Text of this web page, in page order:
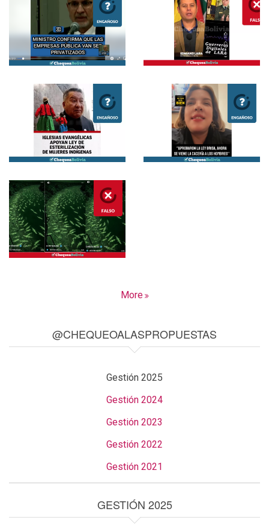
More
@CHEQUEOALASPROPUESTAS
Gestión 2025
Gestión 2024
Gestión 2023
Gestión 2022
Gestión 2021
GESTIÓN 2025